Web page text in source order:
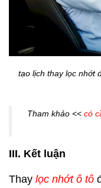
tạo lịch thay lọc nhớt
Tham khảo << có
III. Kết luận
Thay lọc nhớt ô tô